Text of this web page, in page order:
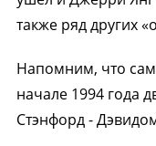
также ряд других
Напомним, что
начале 1994 года
Стэнфорд -